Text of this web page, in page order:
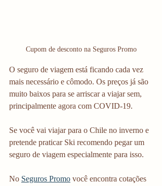
Cupom de desconto na Seguros Promo
O seguro de viagem está ficando cada vez
mais necessário e cômodo. Os preços já são
muito baixos para se arriscar a viajar sem,
principalmente agora com COVID-19.
Se você vai viajar para o Chile no inverno e
pretende praticar Ski recomendo pegar um
seguro de viagem especialmente para isso.
No Seguros Promo você encontra cotações